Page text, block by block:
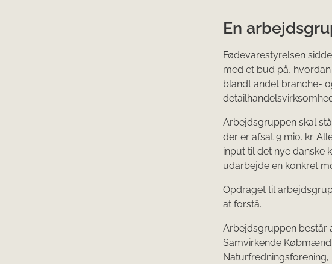
En
Fødevarestyrelsen
med et bud på,
blandt andet branche-
Arbejdsgruppen skal
der er afsat 9 mio. kr.
input til det nye danske
udarbejde en konkret
Opdraget til
at forstå.
Arbejdsgruppen består
Samvirkende